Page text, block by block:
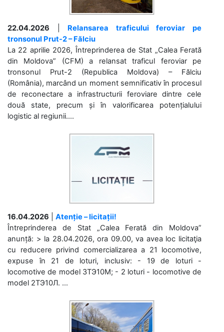
22.04.2026
Relansarea traficului feroviar pe
tronsonul Prut-2 – Fălciu
La 22 aprilie 2026, Întreprinderea de Stat „Calea Ferată
din Moldova” (CFM) a relansat traficul feroviar pe
tronsonul Prut-2 (Republica Moldova) – Fălciu
(România), marcând un moment semnificativ în procesul
de reconectare a infrastructurii feroviare dintre cele
două state, precum și în valorificarea potențialului
logistic al regiunii....
16.04.2026
Atenție – licitații!
Întreprinderea de Stat „Calea Ferată din Moldova”
anunță: > la 28.04.2026, ora 09.00, va avea loc licitaţia
cu reducere privind comercializarea a 21 locomotive,
expuse în 21 de loturi, inclusiv: - 19 de loturi -
locomotive de model 3ТЭ10М; - 2 loturi - locomotive de
model 2ТЭ10Л. ...